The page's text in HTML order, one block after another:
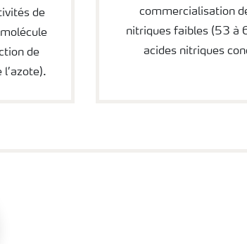
de
de
commercialisation
nitriques faibles (53 à
acides nitriques